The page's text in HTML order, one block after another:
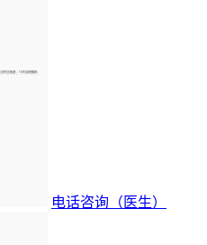
电话咨询（医生）